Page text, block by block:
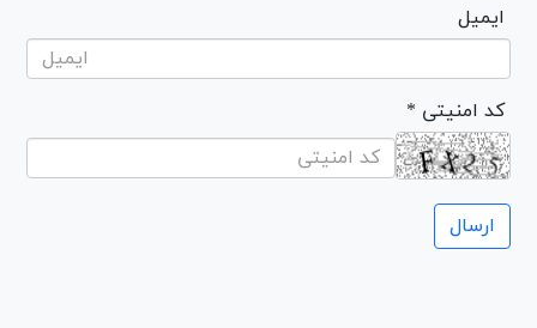
ایمیل
* کد امنیتی